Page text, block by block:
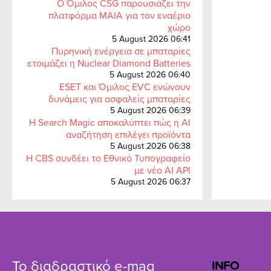
Ο Όμιλος CSG παρουσιάζει την
πλατφόρμα MAIA για τον εναέριο
χώρο
5 August 2026 06:41
Πυρηνική ενέργεια σε μπαταρίες
ετοιμάζει η Nuclear Diamond Batteries
5 August 2026 06:40
ESET και Όμιλος EVC ενώνουν
δυνάμεις για ασφαλείς μπαταρίες
5 August 2026 06:39
Η Search Magic αποκαλύπτει πώς η AI
αναζήτηση επιλέγει προϊόντα
5 August 2026 06:38
Η CBS συνδέει το Εθνικό Τυπογραφείο
με νέο AI API
5 August 2026 06:37
Το διαδραστικό e-mag INFO